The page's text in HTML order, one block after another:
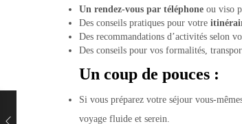
Un rendez-vous par téléphone ou viso
Des conseils pratiques pour votre
Des recommandations d’activités selon
Des conseils pour vos formalités,
Un coup de pouces :
Si vous préparez votre séjour vous-
voyage fluide et serein.